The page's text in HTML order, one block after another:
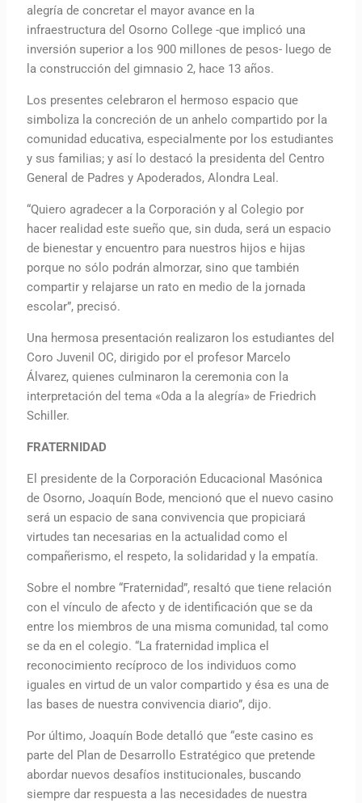
alegría de concretar el mayor avance en la
infraestructura del Osorno College -que implicó una
inversión superior a los 900 millones de pesos- luego de
la construcción del gimnasio 2, hace 13 años.
Los presentes celebraron el hermoso espacio que
simboliza la concreción de un anhelo compartido por la
comunidad educativa, especialmente por los estudiantes
y sus familias; y así lo destacó la presidenta del Centro
General de Padres y Apoderados, Alondra Leal.
“Quiero agradecer a la Corporación y al Colegio por
hacer realidad este sueño que, sin duda, será un espacio
de bienestar y encuentro para nuestros hijos e hijas
porque no sólo podrán almorzar, sino que también
compartir y relajarse un rato en medio de la jornada
escolar”, precisó.
Una hermosa presentación realizaron los estudiantes del
Coro Juvenil OC, dirigido por el profesor Marcelo
Álvarez, quienes culminaron la ceremonia con la
interpretación del tema «Oda a la alegría» de Friedrich
Schiller.
FRATERNIDAD
El presidente de la Corporación Educacional Masónica
de Osorno, Joaquín Bode, mencionó que el nuevo casino
será un espacio de sana convivencia que propiciará
virtudes tan necesarias en la actualidad como el
compañerismo, el respeto, la solidaridad y la empatía.
Sobre el nombre “Fraternidad”, resaltó que tiene relación
con el vínculo de afecto y de identificación que se da
entre los miembros de una misma comunidad, tal como
se da en el colegio. “La fraternidad implica el
reconocimiento recíproco de los individuos como
iguales en virtud de un valor compartido y ésa es una de
las bases de nuestra convivencia diario”, dijo.
Por último, Joaquín Bode detalló que “este casino es
parte del Plan de Desarrollo Estratégico que pretende
abordar nuevos desafíos institucionales, buscando
siempre dar respuesta a las necesidades de nuestra